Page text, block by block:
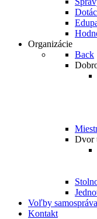
Organizácie
Back
Dvor
Voľby
Kontakt